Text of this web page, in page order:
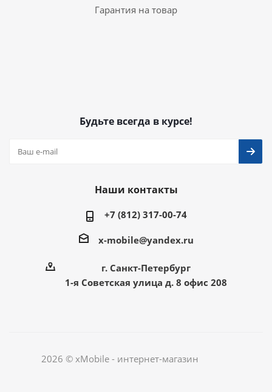
Гарантия на товар
Будьте всегда в курсе!
Наши контакты
+7 (812) 317-00-74
x-mobile@yandex.ru
г. Санкт-Петербург
1-я Советская улица д. 8 офис 208
2026 © xMobile - интернет-магазин